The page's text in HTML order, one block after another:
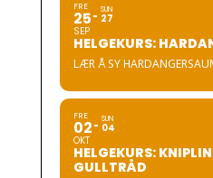
FRE
25
SEP
SUN
27
HELGEKURS:
LÆR Å SY
FRE
02
OKT
SUN
04
HELGEKURS:
GULLTRÅD